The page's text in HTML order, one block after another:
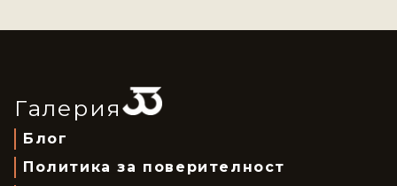
Галерия
Блог
Политика за поверителност